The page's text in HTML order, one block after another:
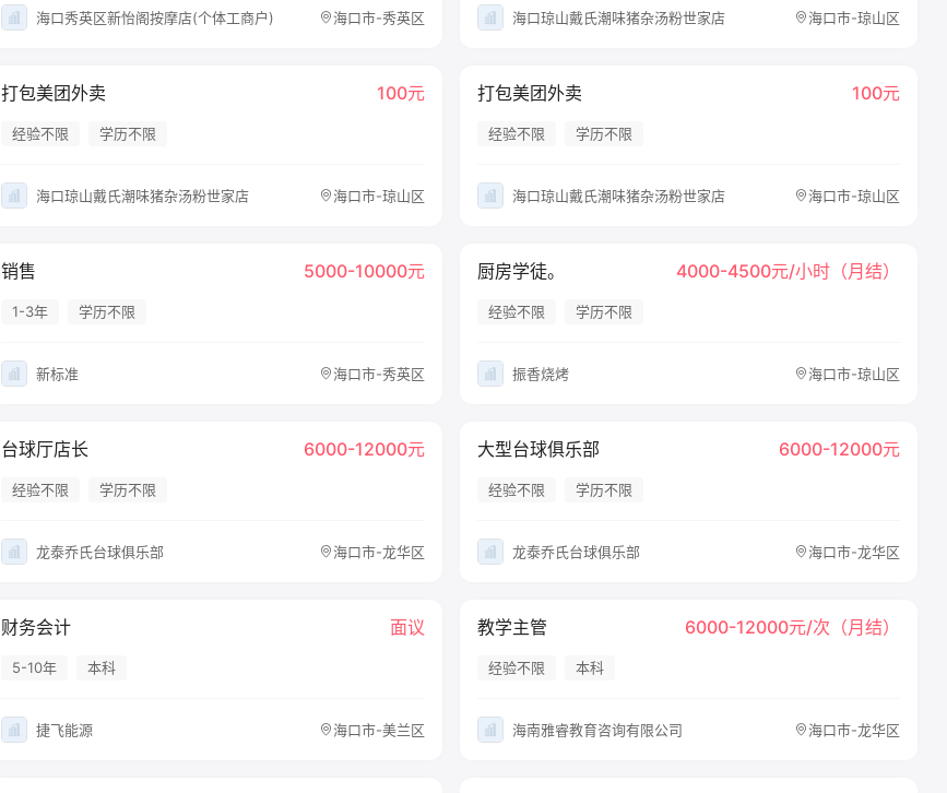
海口秀英区新怡阁按摩店(个体工商户) 海口市-秀英区 海口琼山戴氏潮味猪杂汤粉世家店 海口市-琼山区
打包美团外卖 100元
经验不限 学历不限
海口琼山戴氏潮味猪杂汤粉世家店 海口市-琼山区
打包美团外卖 100元
经验不限 学历不限
海口琼山戴氏潮味猪杂汤粉世家店 海口市-琼山区
销售 5000-10000元
1-3年 学历不限
新标准 海口市-秀英区
厨房学徒。 4000-4500元/小时（月结）
经验不限 学历不限
振香烧烤 海口市-琼山区
台球厅店长 6000-12000元
经验不限 学历不限
龙泰乔氏台球俱乐部 海口市-龙华区
大型台球俱乐部 6000-12000元
经验不限 学历不限
龙泰乔氏台球俱乐部 海口市-龙华区
财务会计 面议
5-10年 本科
捷飞能源 海口市-美兰区
教学主管 6000-12000元/次（月结）
经验不限 本科
海南雅睿教育咨询有限公司 海口市-龙华区